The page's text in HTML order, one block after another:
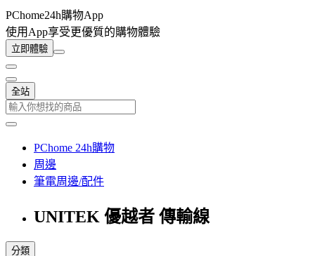
PChome24h購物App
使用App享受更優質的購物體驗
立即體驗
全站
PChome 24h購物
周邊
筆電周邊/配件
UNITEK 優越者 傳輸線
分類